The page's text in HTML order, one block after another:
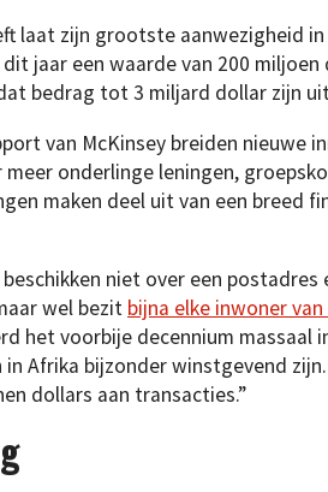
laat zijn grootste aanwezigheid
jaar een waarde van 200
bedrag tot 3 miljard dollar zijn
van McKinsey breiden nieuwe
meer onderlinge leningen,
maken deel uit van een breed
beschikken niet over een
wel bezit bijna elke inwoner
het voorbije decennium
in Afrika bijzonder winstgevend
dollars aan transacties.”